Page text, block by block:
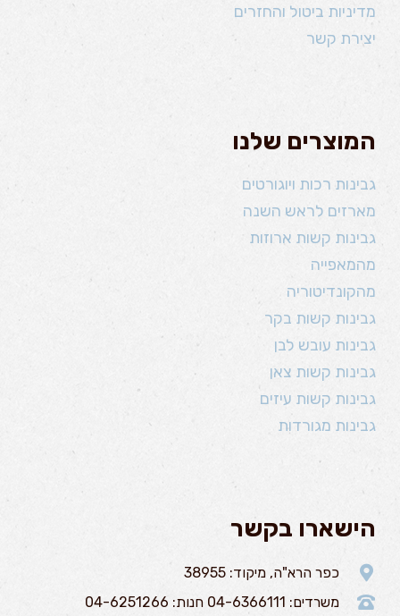
מדיניות ביטול והחזרים
יצירת קשר
המוצרים שלנו
גבינות רכות ויוגורטים
מארזים לראש השנה
גבינות קשות ארוזות
מהמאפייה
מהקונדיטוריה
גבינות קשות בקר
גבינות עובש לבן
גבינות קשות צאן
גבינות קשות עיזים
גבינות מגורדות
הישארו בקשר
כפר הרא"ה, מיקוד: 38955
משרדים: 04-6366111 חנות: 04-6251266